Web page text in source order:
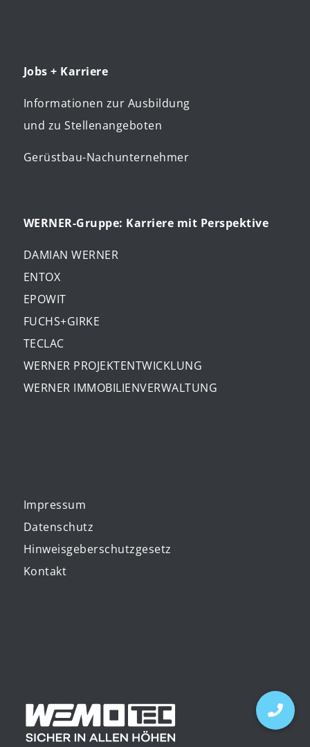
Jobs + Karriere
Informationen zur Ausbildung
und zu Stellenangeboten
Gerüstbau-Nachunternehmer
WERNER-Gruppe: Karriere mit Perspektive
DAMIAN WERNER
ENTOX
EPOWIT
FUCHS+GIRKE
TECLAC
WERNER PROJEKTENTWICKLUNG
WERNER IMMOBILIENVERWALTUNG
Impressum
Datenschutz
Hinweisgeberschutzgesetz
Kontakt